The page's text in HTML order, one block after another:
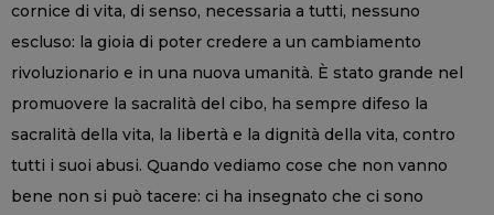
cornice di vita, di senso, necessaria a tutti, nessuno
escluso: la gioia di poter credere a un cambiamento
rivoluzionario e in una nuova umanità. È stato grande nel
promuovere la sacralità del cibo, ha sempre difeso la
sacralità della vita, la libertà e la dignità della vita, contro
tutti i suoi abusi. Quando vediamo cose che non vanno
bene non si può tacere: ci ha insegnato che ci sono